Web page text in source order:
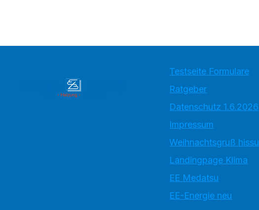
Testseite Formulare
Ratgeber
Datenschutz 1.6.2026
Impressum
Weihnachtsgruß hissu
Landingpage Klima
EE Medatsu
EE-Energie neu